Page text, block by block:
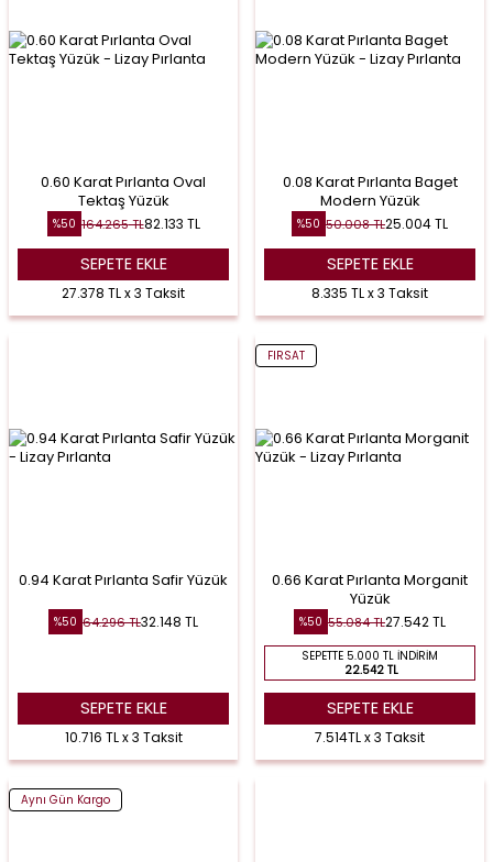
0.60 Karat Pırlanta Oval
Tektaş Yüzük
%50 164.265TL82.133 TL
SEPETE EKLE
27.378 TL x 3 Taksit
0.08 Karat Pırlanta Baget
Modern Yüzük
%50 50.008TL25.004TL
SEPETE EKLE
8.335 TL x 3 Taksit
0.94 Karat Pırlanta Safir Yüzük
%50 64.296TL32.148 TL
SEPETE EKLE
10.716 TL x 3 Taksit
FIRSAT
0.66 Karat Pırlanta Morganit
Yüzük
%50 55.084TL27.542TL
SEPETTE 5.000 TL İNDIRIM
22.542 TL
SEPETE EKLE
7.514TL x 3 Taksit
Aynı Gün Kargo